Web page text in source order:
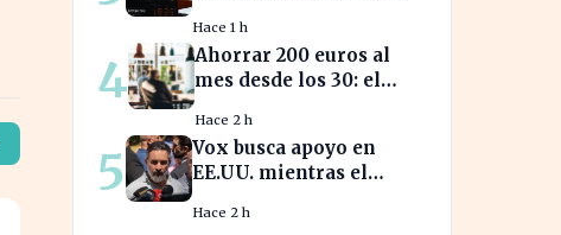
en dos décadas durante
el verano
Hace 1 h
4
Ahorrar 200 euros al
mes desde los 30: el
en tu jubilación
Hace 2 h
5
Vox busca apoyo en
EE.UU. mientras el
inmigración marroquí
Hace 2 h